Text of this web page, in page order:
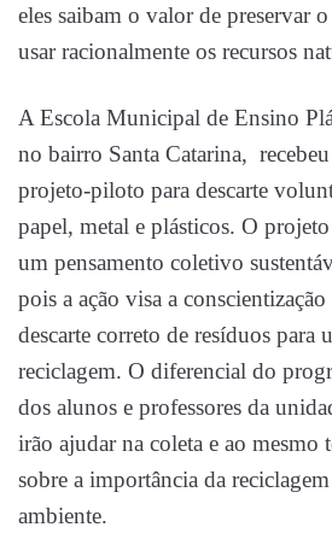
eles saibam o valor de preservar
usar racionalmente os recursos
A Escola Municipal de Ensino
no bairro Santa Catarina,
projeto-piloto para descarte
papel, metal e plásticos. O
um pensamento coletivo
pois a ação visa a conscientização
descarte correto de resíduos para
reciclagem. O diferencial do
dos alunos e professores da
irão ajudar na coleta e ao mesmo
sobre a importância da
ambiente.